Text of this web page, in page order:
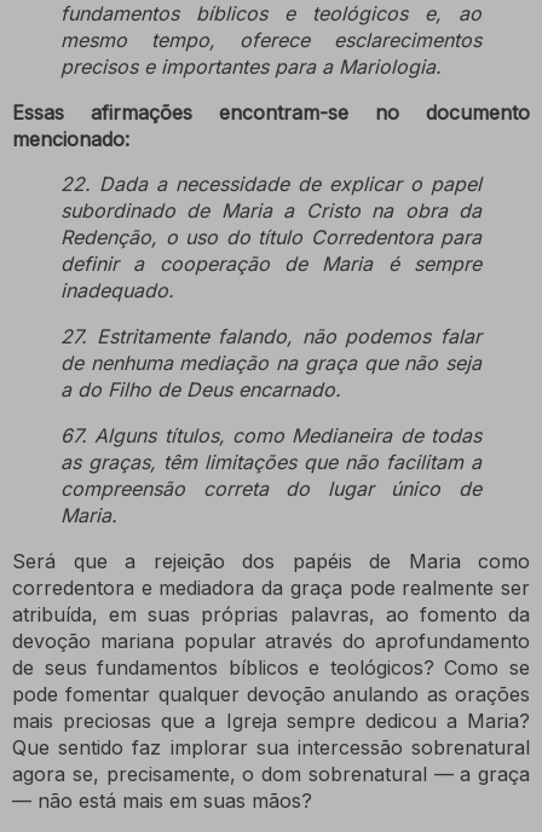
fundamentos bíblicos e teológicos e, ao
mesmo tempo, oferece esclarecimentos
precisos e importantes para a Mariologia.
Essas afirmações encontram-se no documento
mencionado:
22. Dada a necessidade de explicar o papel
subordinado de Maria a Cristo na obra da
Redenção, o uso do título Corredentora para
definir a cooperação de Maria é sempre
inadequado.
27. Estritamente falando, não podemos falar
de nenhuma mediação na graça que não seja
a do Filho de Deus encarnado.
67. Alguns títulos, como Medianeira de todas
as graças, têm limitações que não facilitam a
compreensão correta do lugar único de
Maria.
Será que a rejeição dos papéis de Maria como
corredentora e mediadora da graça pode realmente ser
atribuída, em suas próprias palavras, ao fomento da
devoção mariana popular através do aprofundamento
de seus fundamentos bíblicos e teológicos? Como se
pode fomentar qualquer devoção anulando as orações
mais preciosas que a Igreja sempre dedicou a Maria?
Que sentido faz implorar sua intercessão sobrenatural
agora se, precisamente, o dom sobrenatural — a graça
— não está mais em suas mãos?